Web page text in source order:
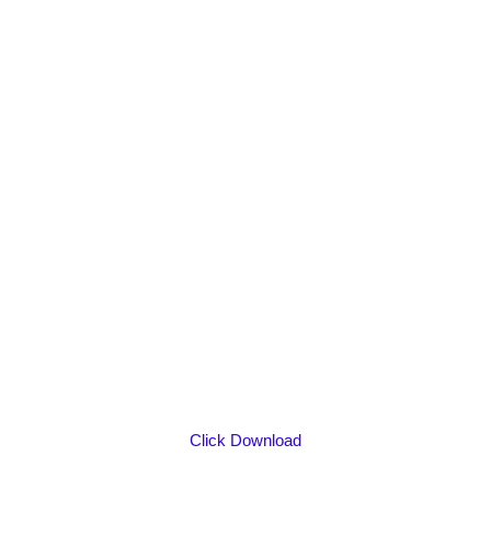
Click Download